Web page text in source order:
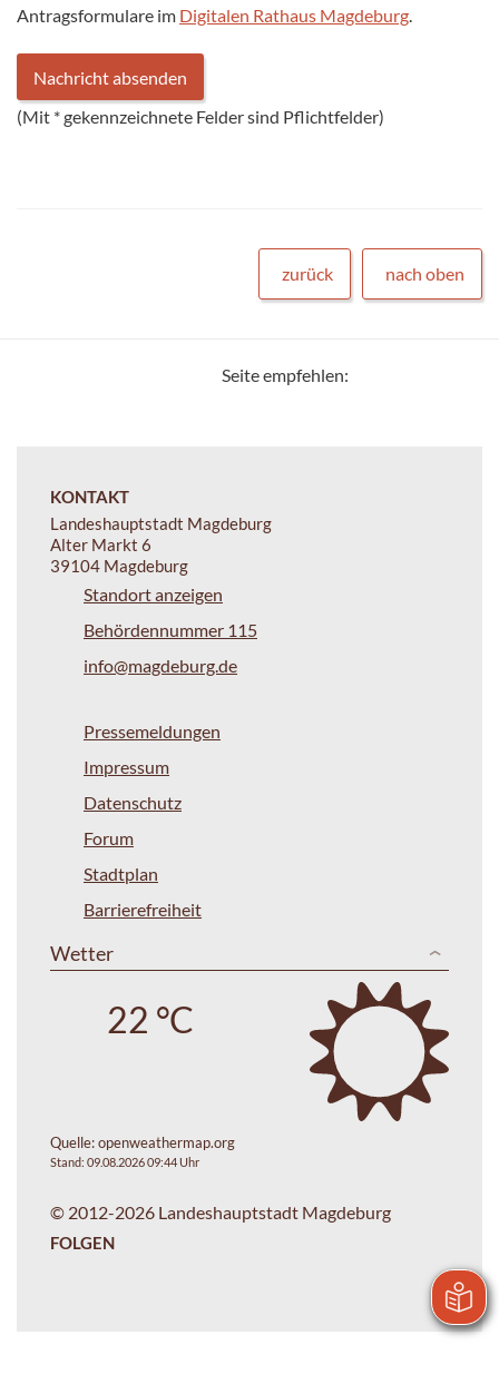
Antragsformulare im Digitalen Rathaus Magdeburg.
(Mit *gekennzeichnete Felder sind Pflichtfelder)
zurück nach oben
Seite empfehlen:
KONTAKT
Landeshauptstadt Magdeburg
Alter Markt 6
39104 Magdeburg
Standort anzeigen
Behördennummer 115
info@magdeburg.de
Pressemeldungen
Impressum
Datenschutz
Forum
Stadtplan
Barrierefreiheit
Wetter
22 °C
Quelle:openweathermap.org
Stand: 09.08.2026 09:44 Uhr
© 2012-2026 Landeshauptstadt Magdeburg
FOLGEN